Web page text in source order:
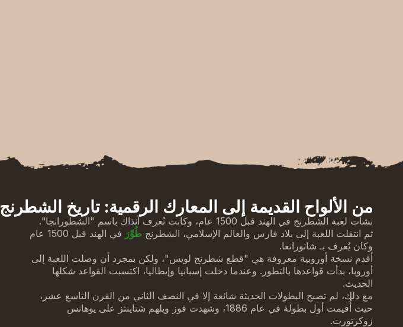
من الألواح القديمة إلى المعارك الرقمية: تاريخ الشطرنج
نشأت لعبة الشطرنج في الهند قبل 1500 عام، وكانت تُعرف آنذاك باسم "الشطورانجا".
ثم انتقلت اللعبة إلى بلاد فارس والعالم الإسلامي، الشطرنجطُوِّرَ
في الهند قبل 1500 عام
وكان يُعرف بـ شاتورانغا.
أقدم نسخة أوروبية معروفة هي "قطع شطرنج لويس"، ولكن بمجرد أن وصلت اللعبة إلى
أوروبا، بدأت قواعدها بالتطور. وعندما دخلت إسبانيا وإيطاليا، اكتسبت القواعد شكلها
الحديث.
مع ذلك، لم تصبح البطولات الحديثة شائعة إلا في النصف الثاني من القرن التاسع عشر،
حيث أُقيمت أول بطولة في عام 1886، وشهدت فوز ويلهم شتاينتز على يوهانس
زوكرتورت.